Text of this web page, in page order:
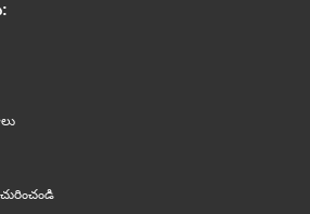
ప్రచురించండి